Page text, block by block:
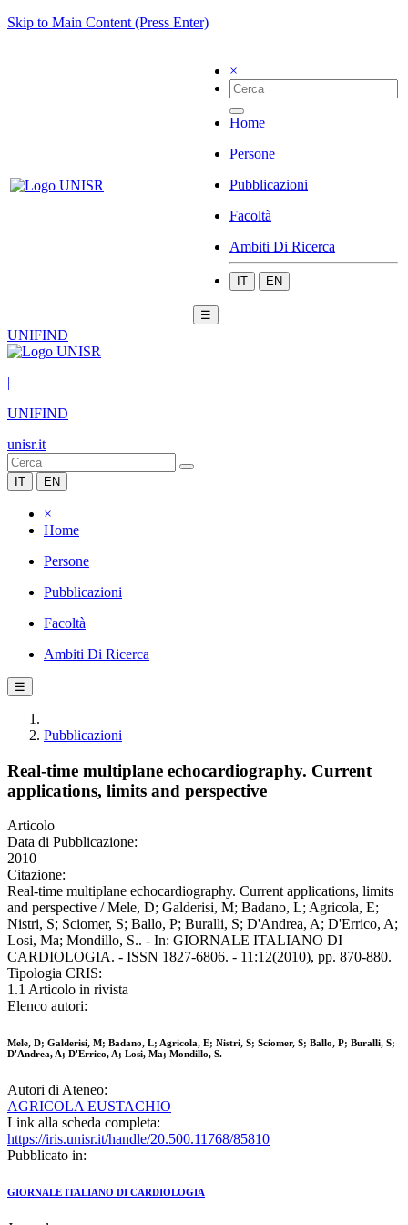
Skip to Main Content (Press Enter)
×
Home
Persone
Pubblicazioni
Facoltà
Ambiti Di Ricerca
IT EN
☰
UNIFIND
|
UNIFIND
unisr.it
IT EN
×
Home
Persone
Pubblicazioni
Facoltà
Ambiti Di Ricerca
☰
Pubblicazioni
Real-time multiplane echocardiography. Current
applications, limits and perspective
Articolo
Data di Pubblicazione:
2010
Citazione:
Real-time multiplane echocardiography. Current applications, limits
and perspective / Mele, D; Galderisi, M; Badano, L; Agricola, E;
Nistri, S; Sciomer, S; Ballo, P; Buralli, S; D'Andrea, A; D'Errico, A;
Losi, Ma; Mondillo, S.. - In: GIORNALE ITALIANO DI
CARDIOLOGIA. - ISSN 1827-6806. - 11:12(2010), pp. 870-880.
Tipologia CRIS:
1.1 Articolo in rivista
Elenco autori:
Mele, D; Galderisi, M; Badano, L; Agricola, E; Nistri, S; Sciomer, S; Ballo, P; Buralli, S;
D'Andrea, A; D'Errico, A; Losi, Ma; Mondillo, S.
Autori di Ateneo:
AGRICOLA EUSTACHIO
Link alla scheda completa:
https://iris.unisr.it/handle/20.500.11768/85810
Pubblicato in:
GIORNALE ITALIANO DI CARDIOLOGIA